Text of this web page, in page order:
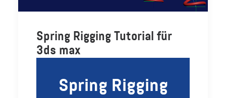
Spring Rigging Tutorial für
3ds max
Spring Rigging